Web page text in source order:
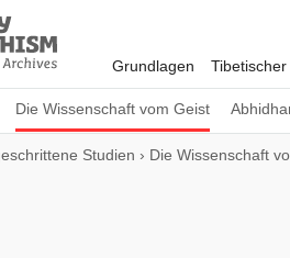
Grundlagen
Die Wissenschaft vom Geist
Studien › Die Wissenschaft